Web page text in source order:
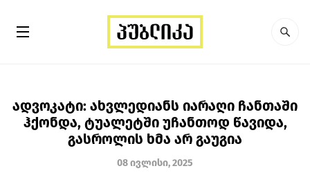
ადვოკატი: ახვლედიანს იარაღი ჩანთაში
ჰქონდა, ტუალეტში უჩანთოდ წავიდა,
გასროლის ხმა არ გაუგია
08 ივლისი, 2025